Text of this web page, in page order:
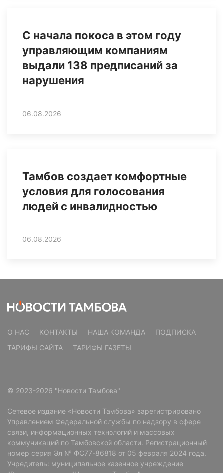
С начала покоса в этом году
управляющим компаниям
выдали 138 предписаний за
нарушения
06.08.2026
Тамбов создает комфортные
условия для голосования
людей с инвалидностью
06.08.2026
О НАС КОНТАКТЫ НАША КОМАНДА
ПОДПИСКА
ТАРИФЫ САЙТА
ТАРИФЫ ГАЗЕТЫ
© 2023-2026 "Новости Тамбова"
Сетевое издание «Новости Тамбова» зарегистрировано
Управлением Федеральной службы по надзору в сфере
связи, информационных технологий и массовых
коммуникаций по Тамбовской области. Регистрационный
номер серия Эл № ФС77-86818 от 05 февраля 2024 года.
Учредитель: муниципальное казенное учреждение